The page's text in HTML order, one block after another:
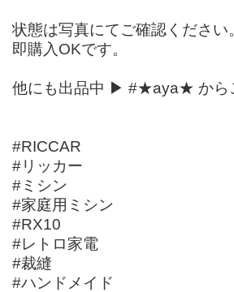
状態は写真にてご確認ください
即購入OKです。
他にも出品中 ▶︎ #★aya★ から
#RICCAR
#リッカー
#ミシン
#家庭用ミシン
#RX10
#レトロ家電
#裁縫
#ハンドメイド